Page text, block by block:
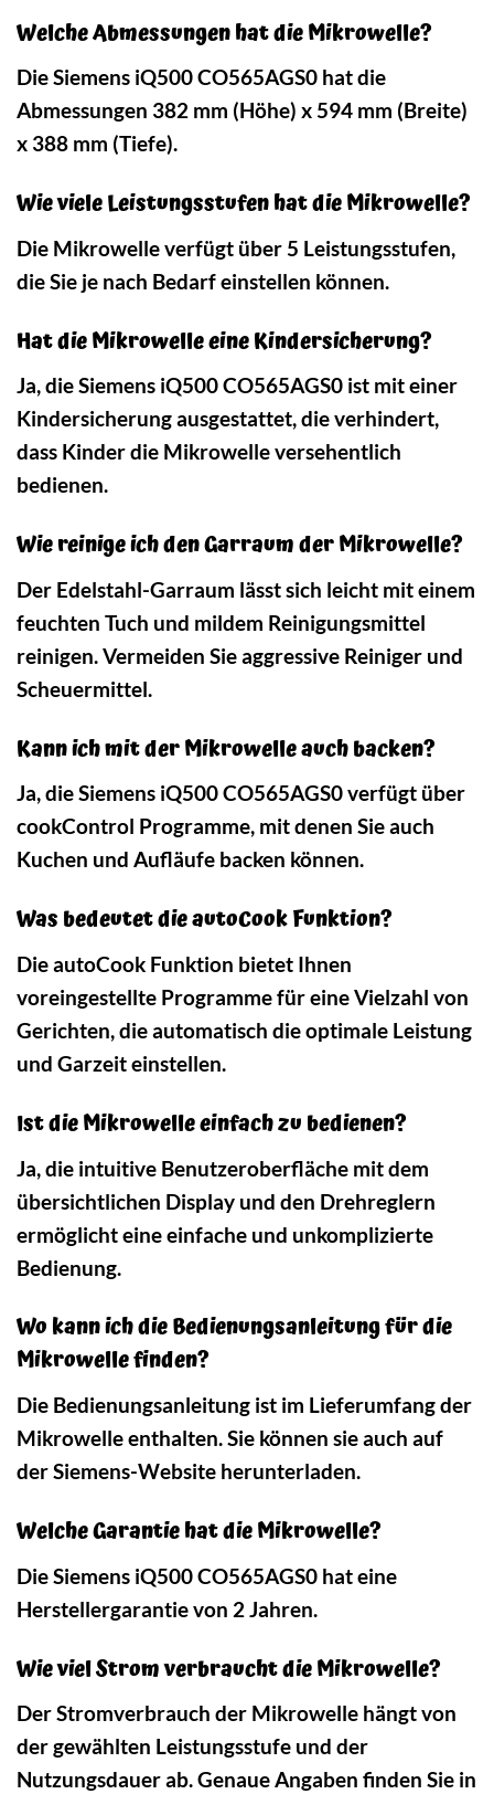
Welche Abmessungen hat die Mikrowelle?
Die Siemens iQ500 CO565AGS0 hat die
Abmessungen 382 mm (Höhe) x 594 mm (Breite)
x 388 mm (Tiefe).
Wie viele Leistungsstufen hat die Mikrowelle?
Die Mikrowelle verfügt über 5 Leistungsstufen,
die Sie je nach Bedarf einstellen können.
Hat die Mikrowelle eine Kindersicherung?
Ja, die Siemens iQ500 CO565AGS0 ist mit einer
Kindersicherung ausgestattet, die verhindert,
dass Kinder die Mikrowelle versehentlich
bedienen.
Wie reinige ich den Garraum der Mikrowelle?
Der Edelstahl-Garraum lässt sich leicht mit einem
feuchten Tuch und mildem Reinigungsmittel
reinigen. Vermeiden Sie aggressive Reiniger und
Scheuermittel.
Kann ich mit der Mikrowelle auch backen?
Ja, die Siemens iQ500 CO565AGS0 verfügt über
cookControl Programme, mit denen Sie auch
Kuchen und Aufläufe backen können.
Was bedeutet die autoCook Funktion?
Die autoCook Funktion bietet Ihnen
voreingestellte Programme für eine Vielzahl von
Gerichten, die automatisch die optimale Leistung
und Garzeit einstellen.
Ist die Mikrowelle einfach zu bedienen?
Ja, die intuitive Benutzeroberfläche mit dem
übersichtlichen Display und den Drehreglern
ermöglicht eine einfache und unkomplizierte
Bedienung.
Wo kann ich die Bedienungsanleitung für die
Mikrowelle finden?
Die Bedienungsanleitung ist im Lieferumfang der
Mikrowelle enthalten. Sie können sie auch auf
der Siemens-Website herunterladen.
Welche Garantie hat die Mikrowelle?
Die Siemens iQ500 CO565AGS0 hat eine
Herstellergarantie von 2 Jahren.
Wie viel Strom verbraucht die Mikrowelle?
Der Stromverbrauch der Mikrowelle hängt von
der gewählten Leistungsstufe und der
Nutzungsdauer ab. Genaue Angaben finden Sie in